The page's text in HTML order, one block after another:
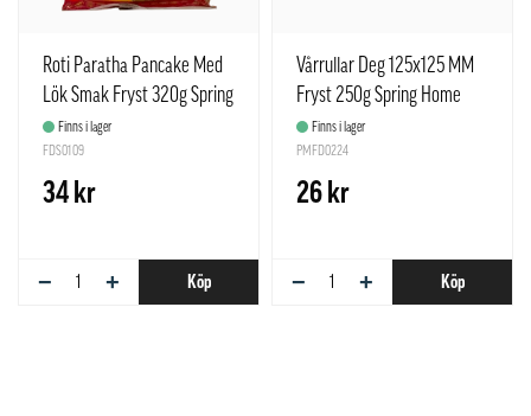
Roti Paratha Pancake Med
Lök Smak Fryst 320g Spring
Home Singapore
Finns i lager
FDS0109
34 kr
− + Köp
Vårrullar Deg 125x125 MM
Fryst 250g Spring Home
Sinapore
Finns i lager
PMFD0224
26 kr
− + Köp